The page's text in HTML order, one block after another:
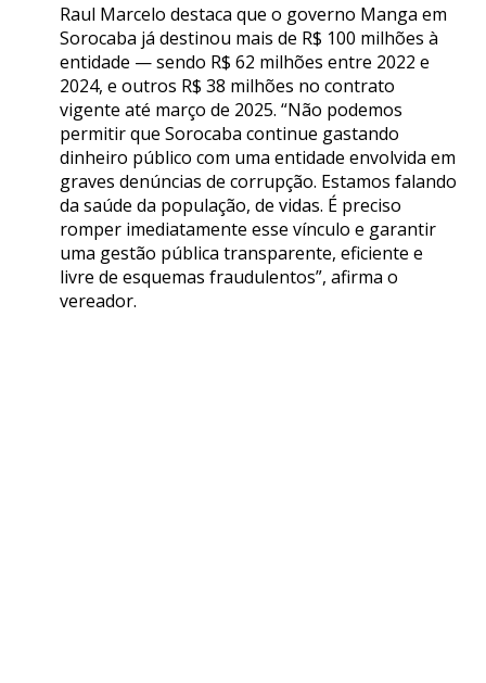
Raul Marcelo destaca que o governo Manga em
Sorocaba já destinou mais de R$ 100 milhões à
entidade — sendo R$ 62 milhões entre 2022 e
2024, e outros R$ 38 milhões no contrato
vigente até março de 2025. “Não podemos
permitir que Sorocaba continue gastando
dinheiro público com uma entidade envolvida em
graves denúncias de corrupção. Estamos falando
da saúde da população, de vidas. É preciso
romper imediatamente esse vínculo e garantir
uma gestão pública transparente, eficiente e
livre de esquemas fraudulentos”, afirma o
vereador.